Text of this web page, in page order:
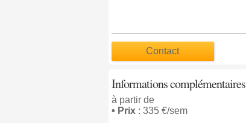
Contact
Informations complémentaires
à partir de
• Prix : 335 €/sem